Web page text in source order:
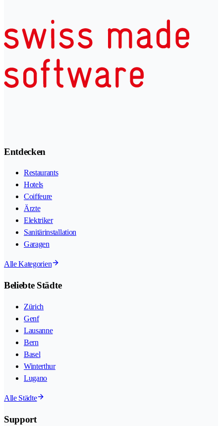
Entdecken
Restaurants
Hotels
Coiffeure
Ärzte
Elektriker
Sanitärinstallation
Garagen
Alle Kategorien
Beliebte Städte
Zürich
Genf
Lausanne
Bern
Basel
Winterthur
Lugano
Alle Städte
Support